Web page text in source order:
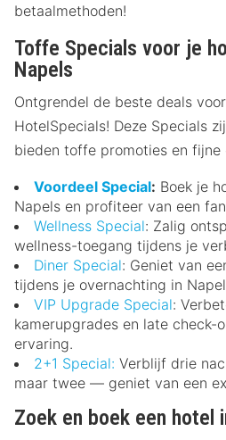
betaalmethoden!
Toffe Specials voor je
Napels
Ontgrendel de beste deals
HotelSpecials! Deze Specials
bieden toffe promoties en fijne
Voordeel Special: Boek je
Napels en profiteer van een
Wellness Special: Zalig
wellness-toegang tijdens je
Diner Special: Geniet van
tijdens je overnachting in
VIP Upgrade Special:
kamerupgrades en late check-
ervaring.
2+1 Special: Verblijf drie
maar twee — geniet van een
Zoek en boek een hotel